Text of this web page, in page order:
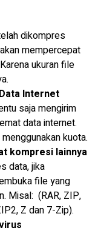
dikompres
mempercepat
ukuran file
Internet
saja mengirim
data internet.
kuota.
kompresi lainnya
data, jika
file yang
Misal: (RAR, ZIP,
Z dan 7-Zip).